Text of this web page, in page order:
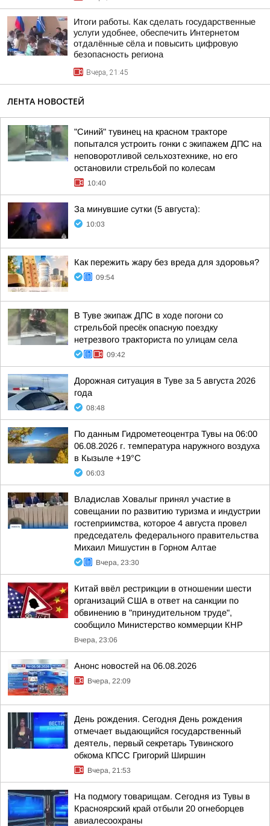
Итоги работы. Как сделать государственные
услуги удобнее, обеспечить Интернетом
отдалённые сёла и повысить цифровую
безопасность региона
Вчера, 21:45
ЛЕНТА НОВОСТЕЙ
"Синий" тувинец на красном тракторе
попытался устроить гонки с экипажем ДПС на
неповоротливой сельхозтехнике, но его
остановили стрельбой по колесам
10:40
За минувшие сутки (5 августа):
10:03
Как пережить жару без вреда для здоровья?
09:54
В Туве экипаж ДПС в ходе погони со
стрельбой пресёк опасную поездку
нетрезвого тракториста по улицам села
09:42
Дорожная ситуация в Туве за 5 августа 2026
года
08:48
По данным Гидрометеоцентра Тувы на 06:00
06.08.2026 г. температура наружного воздуха
в Кызыле +19°С
06:03
Владислав Ховалыг принял участие в
совещании по развитию туризма и индустрии
гостеприимства, которое 4 августа провел
председатель федерального правительства
Михаил Мишустин в Горном Алтае
Вчера, 23:30
Китай ввёл рестрикции в отношении шести
организаций США в ответ на санкции по
обвинению в "принудительном труде",
сообщило Министерство коммерции КНР
Вчера, 23:06
Анонс новостей на 06.08.2026
Вчера, 22:09
День рождения. Сегодня День рождения
отмечает выдающийся государственный
деятель, первый секретарь Тувинского
обкома КПСС Григорий Ширшин
Вчера, 21:53
На подмогу товарищам. Сегодня из Тувы в
Красноярский край отбыли 20 огнеборцев
авиалесоохраны